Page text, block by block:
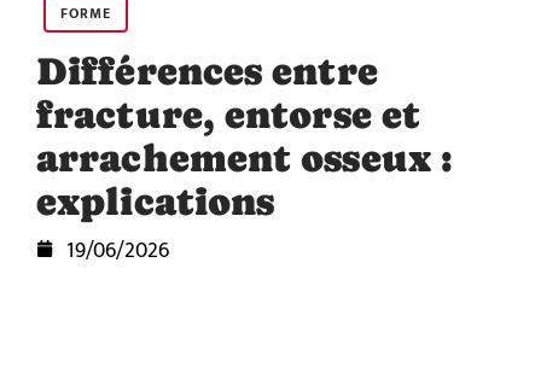
FORME
Différences entre
fracture, entorse et
arrachement osseux :
explications
19/06/2026